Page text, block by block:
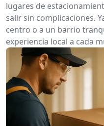
lugares de
salir sin complicaciones.
centro o a un barrio
experiencia local a cada